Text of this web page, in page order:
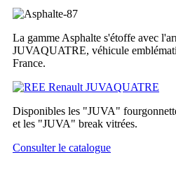
La gamme Asphalte s'étoffe avec
JUVAQUATRE, véhicule
France.
Disponibles les "JUVA"
et les "JUVA" break vitrées.
Consulter le catalogue